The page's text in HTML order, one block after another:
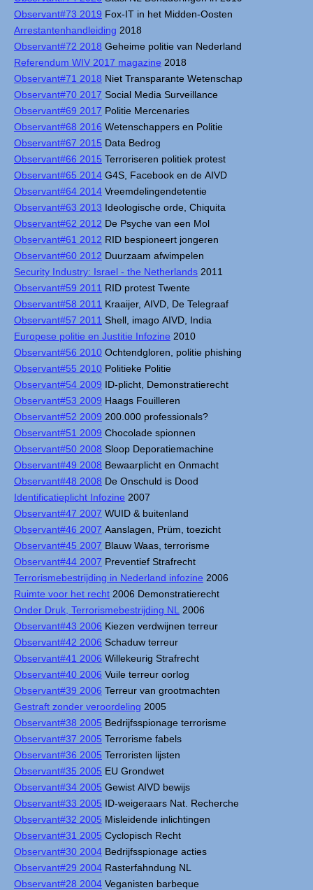
Observant#73 2019 Fox-IT in het Midden-Oosten
Arrestantenhandleiding 2018
Observant#72 2018 Geheime politie van Nederland
Referendum WIV 2017 magazine 2018
Observant#71 2018 Niet Transparante Wetenschap
Observant#70 2017 Social Media Surveillance
Observant#69 2017 Politie Mercenaries
Observant#68 2016 Wetenschappers en Politie
Observant#67 2015 Data Bedrog
Observant#66 2015 Terroriseren politiek protest
Observant#65 2014 G4S, Facebook en de AIVD
Observant#64 2014 Vreemdelingendetentie
Observant#63 2013 Ideologische orde, Chiquita
Observant#62 2012 De Psyche van een Mol
Observant#61 2012 RID bespioneert jongeren
Observant#60 2012 Duurzaam afwimpelen
Security Industry: Israel - the Netherlands 2011
Observant#59 2011 RID protest Twente
Observant#58 2011 Kraaijer, AIVD, De Telegraaf
Observant#57 2011 Shell, imago AIVD, India
Europese politie en Justitie Infozine 2010
Observant#56 2010 Ochtendgloren, politie phishing
Observant#55 2010 Politieke Politie
Observant#54 2009 ID-plicht, Demonstratierecht
Observant#53 2009 Haags Fouilleren
Observant#52 2009 200.000 professionals?
Observant#51 2009 Chocolade spionnen
Observant#50 2008 Sloop Deporatiemachine
Observant#49 2008 Bewaarplicht en Onmacht
Observant#48 2008 De Onschuld is Dood
Identificatieplicht Infozine 2007
Observant#47 2007 WUID & buitenland
Observant#46 2007 Aanslagen, Prüm, toezicht
Observant#45 2007 Blauw Waas, terrorisme
Observant#44 2007 Preventief Strafrecht
Terrorismebestrijding in Nederland infozine 2006
Ruimte voor het recht 2006 Demonstratierecht
Onder Druk, Terrorismebestrijding NL
2006
Observant#43 2006 Kiezen verdwijnen terreur
Observant#42 2006 Schaduw terreur
Observant#41 2006 Willekeurig Strafrecht
Observant#40 2006 Vuile terreur oorlog
Observant#39 2006 Terreur van grootmachten
Gestraft zonder veroordeling 2005
Observant#38 2005 Bedrijfsspionage terrorisme
Observant#37 2005 Terrorisme fabels
Observant#36 2005 Terroristen lijsten
Observant#35 2005 EU Grondwet
Observant#34 2005 Gewist AIVD bewijs
Observant#33 2005 ID-weigeraars Nat. Recherche
Observant#32 2005 Misleidende inlichtingen
Observant#31 2005 Cyclopisch Recht
Observant#30 2004 Bedrijfsspionage acties
Observant#29 2004 Rasterfahndung NL
Observant#28 2004 Veganisten barbeque